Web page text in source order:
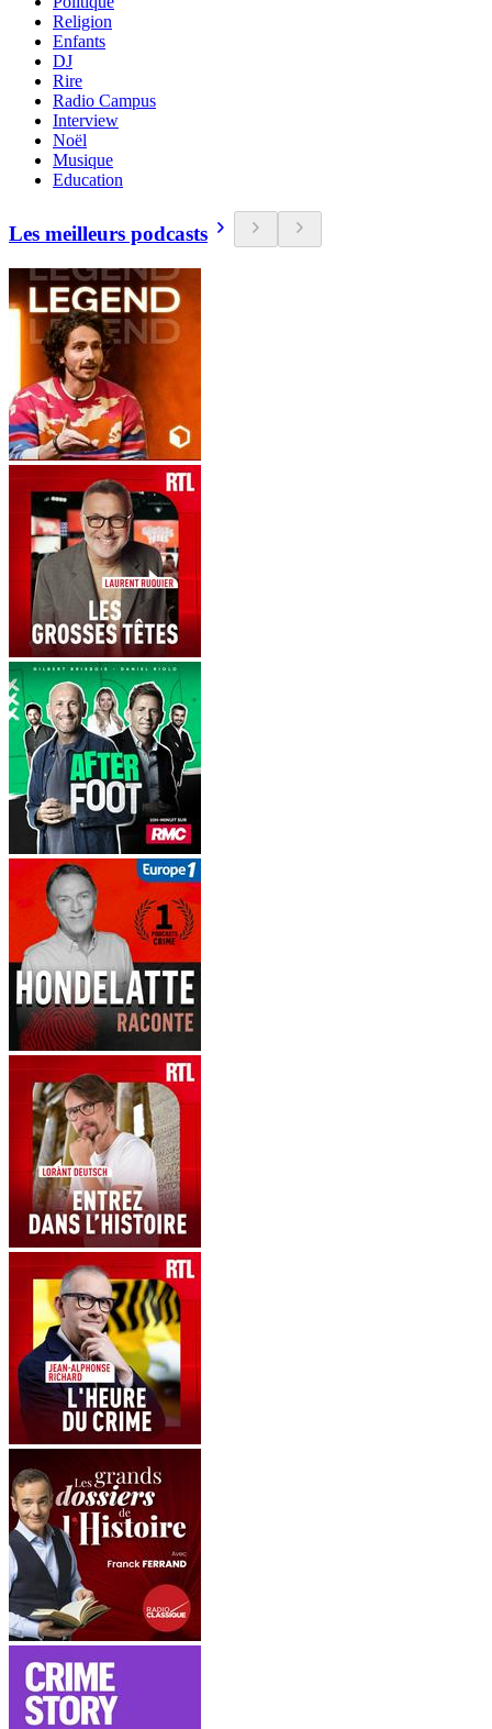
Religion
Enfants
DJ
Rire
Radio Campus
Interview
Noël
Musique
Education
Les meilleurs podcasts